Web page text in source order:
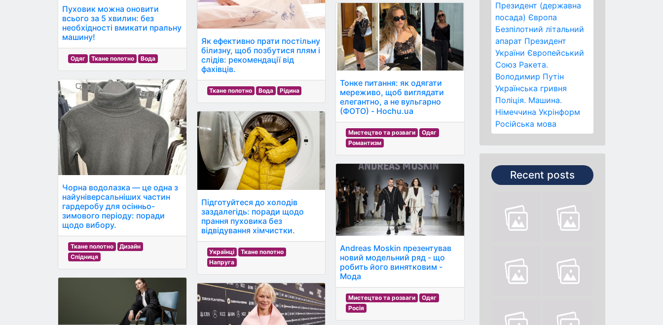
Президент (державна
посада) Європа
Безпілотний літальний
апарат Президент
України Європейський
Союз Ракета.
Володимир Путін
Українська гривня
Поліція. Машина.
Німеччина Укрінформ
Російська мова
Recent posts
Пуховик можна оновити
всього за 5 хвилин: без
необхідності вмикати пральну
машину!
Одяг Ткане полотно Вода
Чорна водолазка — це одна з
найуніверсальніших частин
гардеробу для осінньо-
зимового періоду: поради
щодо вибору.
Ткане полотно
Дизайн
Спідниця
Як ефективно прати постільну
білизну, щоб позбутися плям і
слідів: рекомендації від
фахівців.
Ткане полотно Вода Рідина
Підготуйтеся до холодів
заздалегідь: поради щодо
прання пуховика без
відвідування хімчистки.
Українці
Ткане полотно
Напруга
Тонке питання: як одягати
мереживо, щоб виглядати
елегантно, а не вульгарно
(ФОТО) - Hochu.ua
Мистецтво та розваги
Одяг
Романтизм
Andreas Moskin презентував
новий модельний ряд - що
робить його винятковим -
Мода
Мистецтво та розваги
Одяг
Росія